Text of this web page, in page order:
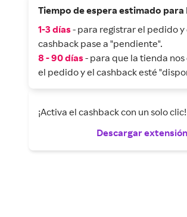
Tiempo de espera estimado para
1-3 días- para registrar el pedido y
cashback pase a "pendiente".
8 - 90 días- para que la tienda
el pedido y el cashback esté
¡Activa el cashback con un solo clic!
Descargar